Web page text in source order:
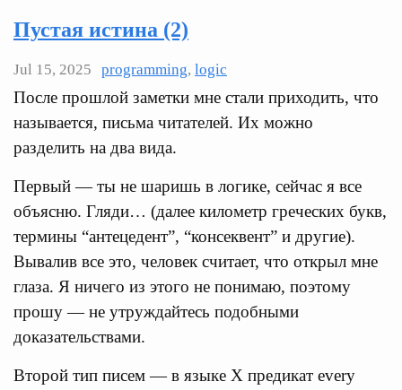
Пустая истина (2)
Jul 15, 2025 programming, logic
После прошлой заметки мне стали приходить, что
называется, письма читателей. Их можно
разделить на два вида.
Первый — ты не шаришь в логике, сейчас я все
объясню. Гляди… (далее километр греческих букв,
термины “антецедент”, “консеквент” и другие).
Вывалив все это, человек считает, что открыл мне
глаза. Я ничего из этого не понимаю, поэтому
прошу — не утруждайтесь подобными
доказательствами.
Второй тип писем — в языке X предикат every